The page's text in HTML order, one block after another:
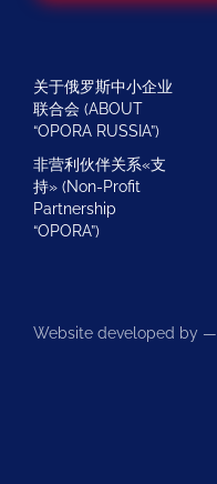
关于俄罗斯中小企业
联合会 (ABOUT
“OPORA RUSSIA”)
非营利伙伴关系«支
持» (Non-Profit
Partnership
“OPORA”)
Website developed by —